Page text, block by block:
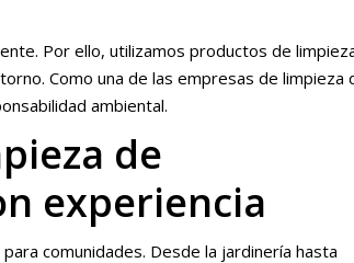
Por ello, utilizamos productos de
Como una de las empresas de limpieza
ambiental.
de
experiencia
comunidades. Desde la jardinería hasta